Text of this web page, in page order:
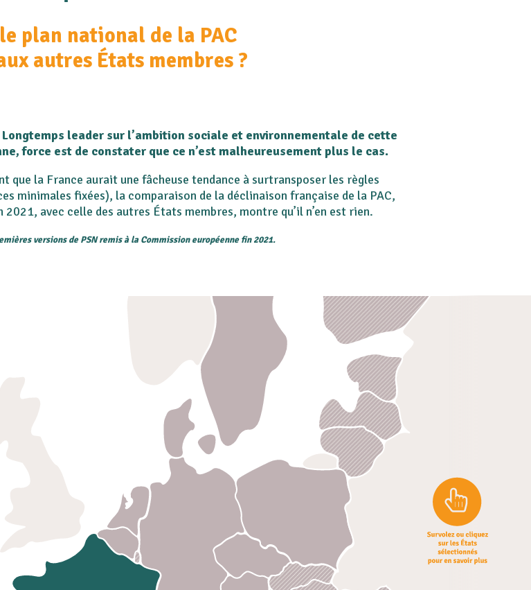
plan national de la PAC
autres États membres ?
leader sur l’ambition sociale et environnementale de cette
force est de constater que ce n’est malheureusement plus le cas.
la France aurait une fâcheuse tendance à surtransposer les règles
minimales fixées), la comparaison de la déclinaison française de la PAC,
avec celle des autres États membres, montre qu’il n’en est rien.
versions de PSN remis à la Commission européenne fin 2021.